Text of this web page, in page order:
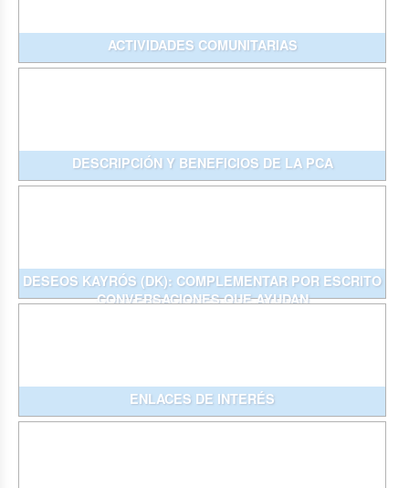
ACTIVIDADES COMUNITARIAS
DESCRIPCIÓN Y BENEFICIOS DE LA PCA
DESEOS KAYRÓS (DK): COMPLEMENTAR POR ESCRITO
CONVERSACIONES QUE AYUDAN
ENLACES DE INTERÉS